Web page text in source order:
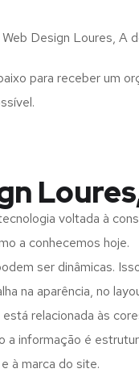
Design Loures, A
para receber um
voltada à
a conhecemos hoje.
ser dinâmicas.
na aparência, no
relacionada às
informação é
à marca do site.